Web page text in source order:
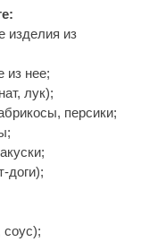
изделия из
из нее;
лук);
персики;
доги);